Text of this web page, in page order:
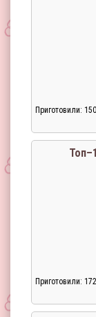
Приготовили:
Приготовили: